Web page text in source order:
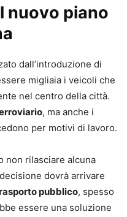
nuovo piano
dall’introduzione di
migliaia i veicoli che
nel centro della città.
, ma anche i
per motivi di lavoro.
non rilasciare alcuna
dovrà arrivare
pubblico, spesso
essere una soluzione